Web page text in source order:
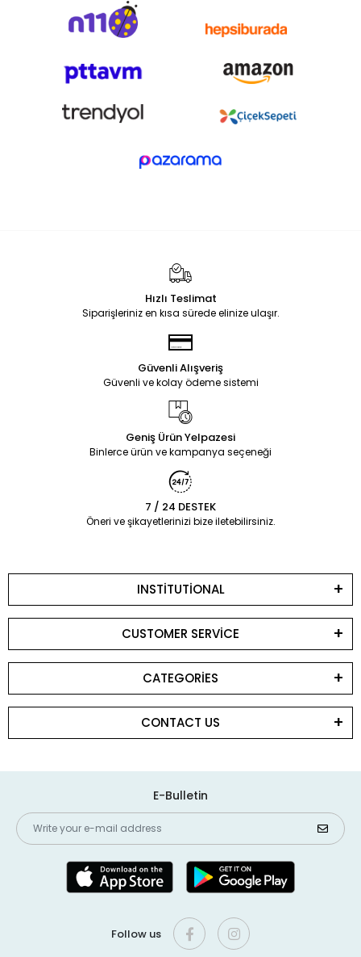
Hızlı Teslimat
Siparişleriniz en kısa sürede elinize ulaşır.
Güvenli Alışveriş
Güvenli ve kolay ödeme sistemi
Geniş Ürün Yelpazesi
Binlerce ürün ve kampanya seçeneği
7 / 24 DESTEK
Öneri ve şikayetlerinizi bize iletebilirsiniz.
INSTİTUTİONAL
CUSTOMER SERVİCE
CATEGORİES
CONTACT US
E-Bulletin
Follow us